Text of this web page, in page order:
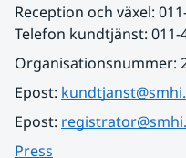
Reception och växel:
Telefon kundtjänst: 011-
Organisationsnummer:
Epost:
Epost:
Press